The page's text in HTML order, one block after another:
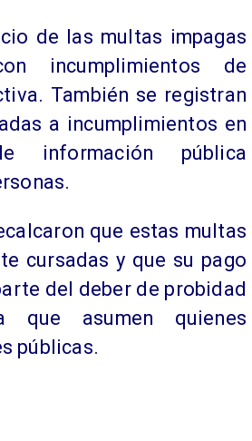
de las multas impagas
incumplimientos de
También se registran
a incumplimientos en
información pública
que estas multas
cursadas y que su pago
del deber de probidad
que asumen quienes
públicas.